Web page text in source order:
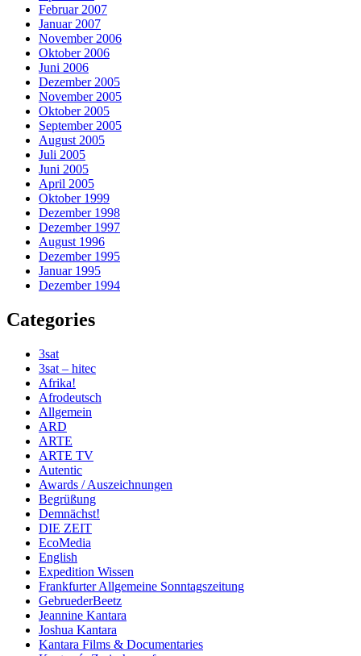
Februar 2007
Januar 2007
November 2006
Oktober 2006
Juni 2006
Dezember 2005
November 2005
Oktober 2005
September 2005
August 2005
Juli 2005
Juni 2005
April 2005
Oktober 1999
Dezember 1998
Dezember 1997
August 1996
Dezember 1995
Januar 1995
Dezember 1994
Categories
3sat
3sat – hitec
Afrika!
Afrodeutsch
Allgemein
ARD
ARTE
ARTE TV
Autentic
Awards / Auszeichnungen
Begrüßung
Demnächst!
DIE ZEIT
EcoMedia
English
Expedition Wissen
Frankfurter Allgemeine Sonntagszeitung
GebruederBeetz
Jeannine Kantara
Joshua Kantara
Kantara Films & Documentaries